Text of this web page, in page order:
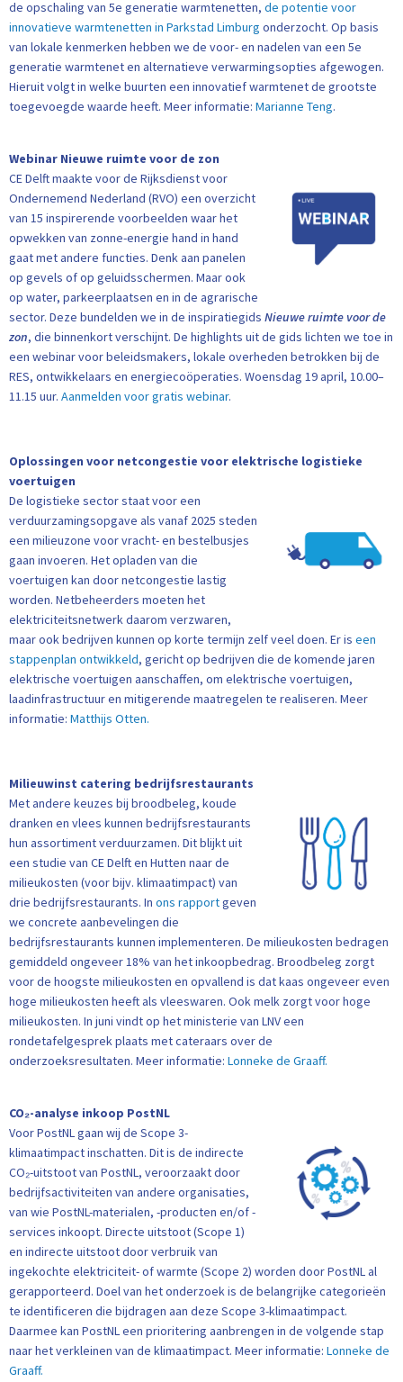
de opschaling van 5e generatie warmtenetten, de potentie voor
innovatieve warmtenetten in Parkstad Limburg onderzocht. Op basis
van lokale kenmerken hebben we de voor- en nadelen van een 5e
generatie warmtenet en alternatieve verwarmingsopties afgewogen.
Hieruit volgt in welke buurten een innovatief warmtenet de grootste
toegevoegde waarde heeft. Meer informatie: Marianne Teng.
Webinar Nieuwe ruimte voor de zon
CE Delft maakte voor de Rijksdienst voor
Ondernemend Nederland (RVO) een overzicht
van 15 inspirerende voorbeelden waar het
opwekken van zonne-energie hand in hand
gaat met andere functies. Denk aan panelen
op gevels of op geluidsschermen. Maar ook
op water, parkeerplaatsen en in de agrarische
sector. Deze bundelden we in de inspiratiegids Nieuwe ruimte voor de
zon, die binnenkort verschijnt. De highlights uit de gids lichten we toe in
een webinar voor beleidsmakers, lokale overheden betrokken bij de
RES, ontwikkelaars en energiecoöperaties. Woensdag 19 april, 10.00–
11.15 uur. Aanmelden voor gratis webinar.
Oplossingen voor netcongestie voor elektrische logistieke
voertuigen
De logistieke sector staat voor een
verduurzamingsopgave als vanaf 2025 steden
een milieuzone voor vracht- en bestelbusjes
gaan invoeren. Het opladen van die
voertuigen kan door netcongestie lastig
worden. Netbeheerders moeten het
elektriciteitsnetwerk daarom verzwaren,
maar ook bedrijven kunnen op korte termijn zelf veel doen. Er is een
stappenplan ontwikkeld, gericht op bedrijven die de komende jaren
elektrische voertuigen aanschaffen, om elektrische voertuigen,
laadinfrastructuur en mitigerende maatregelen te realiseren. Meer
informatie: Matthijs Otten.
Milieuwinst catering bedrijfsrestaurants
Met andere keuzes bij broodbeleg, koude
dranken en vlees kunnen bedrijfsrestaurants
hun assortiment verduurzamen. Dit blijkt uit
een studie van CE Delft en Hutten naar de
milieukosten (voor bijv. klimaatimpact) van
drie bedrijfsrestaurants. In ons rapportgeven
we concrete aanbevelingen die
bedrijfsrestaurants kunnen implementeren. De milieukosten bedragen
gemiddeld ongeveer 18% van het inkoopbedrag. Broodbeleg zorgt
voor de hoogste milieukosten en opvallend is dat kaas ongeveer even
hoge milieukosten heeft als vleeswaren. Ook melk zorgt voor hoge
milieukosten. In juni vindt op het ministerie van LNV een
rondetafelgesprek plaats met cateraars over de
onderzoeksresultaten. Meer informatie: Lonneke de Graaff.
CO₂-analyse inkoop PostNL
Voor PostNL gaan wij de Scope 3-
klimaatimpact inschatten. Dit is de indirecte
CO₂-uitstoot van PostNL, veroorzaakt door
bedrijfsactiviteiten van andere organisaties,
van wie PostNL-materialen, -producten en/of -
services inkoopt. Directe uitstoot (Scope 1)
en indirecte uitstoot door verbruik van
ingekochte elektriciteit- of warmte (Scope 2) worden door PostNL al
gerapporteerd. Doel van het onderzoek is de belangrijke categorieën
te identificeren die bijdragen aan deze Scope 3-klimaatimpact.
Daarmee kan PostNL een prioritering aanbrengen in de volgende stap
naar het verkleinen van de klimaatimpact. Meer informatie: Lonneke de
Graaff.